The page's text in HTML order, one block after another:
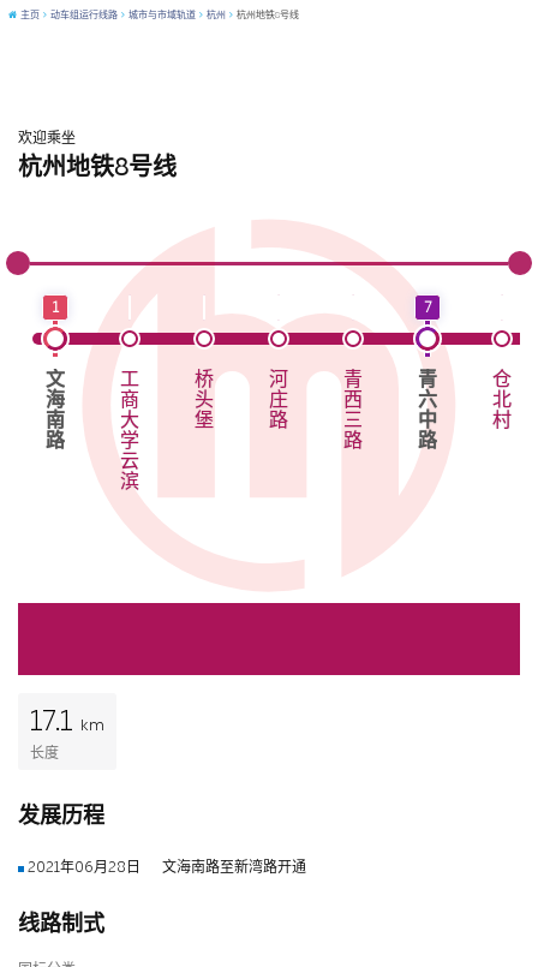
主页 动车组运行线路 城市与市域轨道 杭州 杭州地铁8号线
欢迎乘坐
杭州地铁8号线
1
文
海
南
路
工
商
大
学
云
滨
桥
头
堡
河
庄
路
青
西
三
路
7
青
六
中
路
仓
北
村
17.1
km
长度
发展历程
2021年06月28日 文海南路至新湾路开通
线路制式